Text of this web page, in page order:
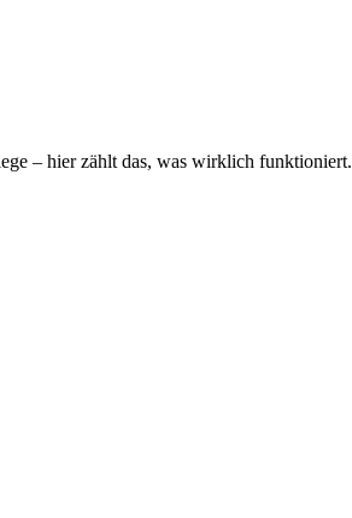
– hier zählt das, was wirklich funktioniert.